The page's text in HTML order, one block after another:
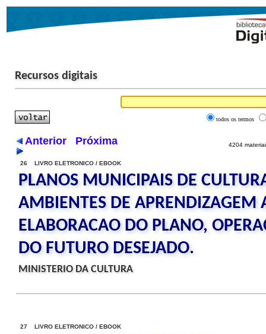
Recursos digitais
todos os termos
Anterior Próxima 4204
26 LIVRO ELETRONICO / EBOOK
PLANOS MUNICIPAIS DE
AMBIENTES DE APRENDIZAGEM
ELABORACAO DO PLANO,
DO FUTURO DESEJADO.
MINISTERIO DA CULTURA
27 LIVRO ELETRONICO / EBOOK